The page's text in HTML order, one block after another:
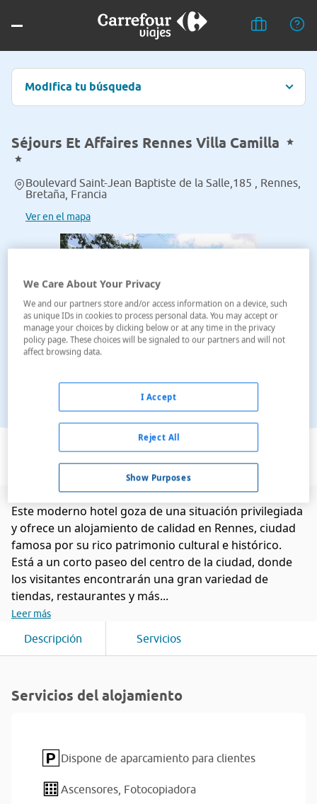
Modifica tu búsqueda
Séjours Et Affaires Rennes Villa Camilla
Boulevard Saint-Jean Baptiste de la Salle,185 , Rennes,
Bretaña, Francia
Ver en el mapa
Ver en el mapa
Este moderno hotel goza de una situación privilegiada
y ofrece un alojamiento de calidad en Rennes, ciudad
famosa por su rico patrimonio cultural e histórico.
Está a un corto paseo del centro de la ciudad, donde
los visitantes encontrarán una gran variedad de
tiendas, restaurantes y más...
Leer más
Descripción Servicios
Servicios del alojamiento
Dispone de aparcamiento para clientes
Ascensores, Fotocopiadora
We Care About Your Privacy
We and our partners store and/or access information on a device, such
as unique IDs in cookies to process personal data. You may accept or
manage your choices by clicking below or at any time in the privacy
policy page. These choices will be signaled to our partners and will not
affect browsing data.
Show Purposes
Reject All
I Accept